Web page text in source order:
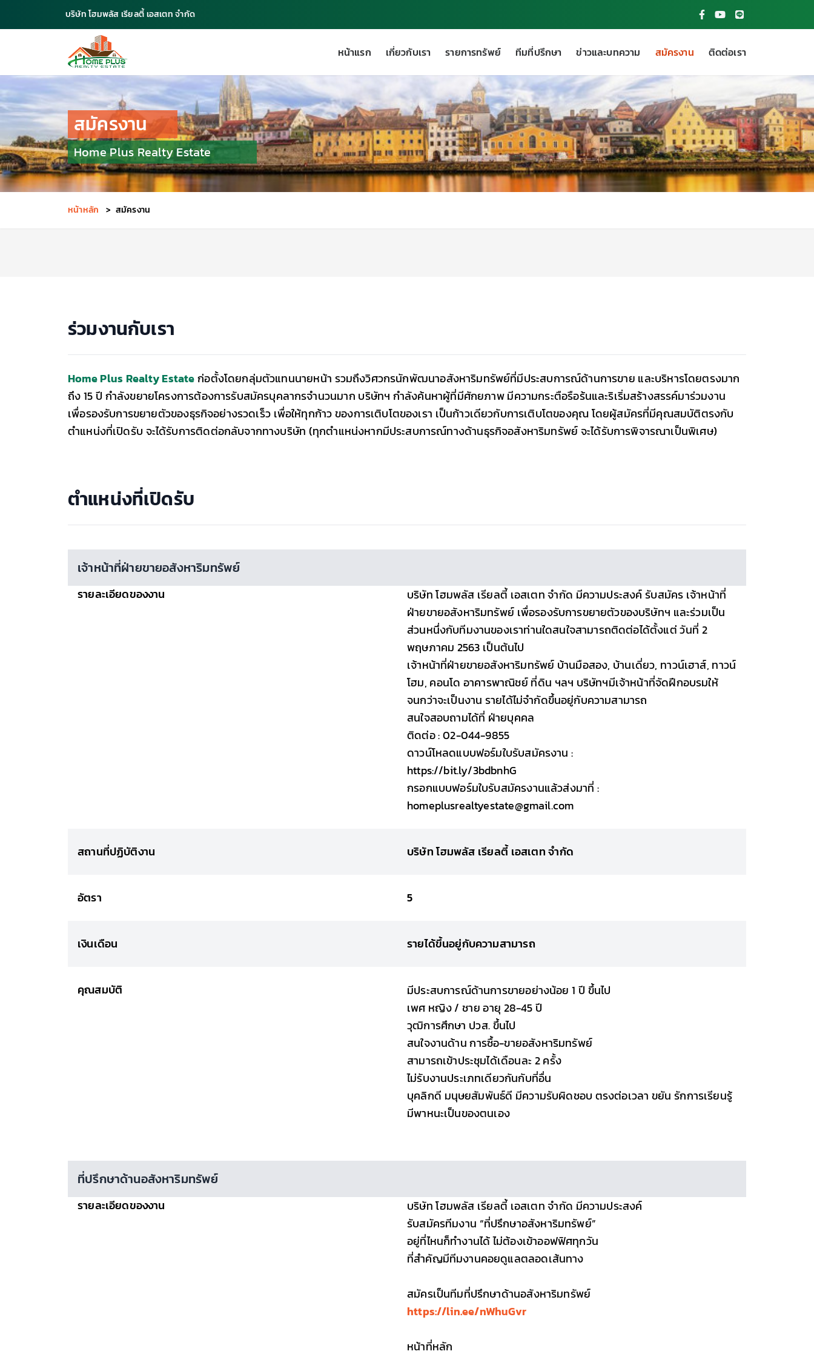
บริษัท โฮมพลัส เรียลตี้ เอสเตท จำกัด
หน้าแรก เกี่ยวกับเรา รายการทรัพย์ ทีมที่ปรึกษา ข่าวและบทความ สมัครงาน ติดต่อเรา
สมัครงาน
Home Plus Realty Estate
หน้าหลัก > สมัครงาน
ร่วมงานกับเรา
Home Plus Realty Estateก่อตั้งโดยกลุ่มตัวแทนนายหน้า รวมถึงวิศวกรนักพัฒนาอสังหาริมทรัพย์ที่มีประสบการณ์ด้านการขาย และบริหารโดยตรงมาก
ถึง 15 ปี กำลังขยายโครงการต้องการรับสมัครบุคลากรจำนวนมาก บริษัทฯ กำลังค้นหาผู้ที่มีศักยภาพ มีความกระตือรือร้นและริเริ่มสร้างสรรค์มาร่วมงาน
เพื่อรองรับการขยายตัวของธุรกิจอย่างรวดเร็ว เพื่อให้ทุกก้าว ของการเติบโตของเรา เป็นก้าวเดียวกับการเติบโตของคุณ โดยผู้สมัครที่มีคุณสมบัติตรงกับ
ตำแหน่งที่เปิดรับ จะได้รับการติดต่อกลับจากทางบริษัท (ทุกตำแหน่งหากมีประสบการณ์ทางด้านธุรกิจอสังหาริมทรัพย์ จะได้รับการพิจารณาเป็นพิเศษ)
ตำแหน่งที่เปิดรับ
เจ้าหน้าที่ฝ่ายขายอสังหาริมทรัพย์
รายละเอียดของงาน
บริษัท โฮมพลัส เรียลตี้ เอสเตท จำกัด มีความประสงค์ รับสมัคร เจ้าหน้าที่
ฝ่ายขายอสังหาริมทรัพย์ เพื่อรองรับการขยายตัวของบริษัทฯ และร่วมเป็น
ส่วนหนึ่งกับทีมงานของเราท่านใดสนใจสามารถติดต่อได้ตั้งแต่ วันที่ 2
พฤษภาคม 2563 เป็นต้นไป
เจ้าหน้าที่ฝ่ายขายอสังหาริมทรัพย์ บ้านมือสอง, บ้านเดี่ยว, ทาวน์เฮาส์, ทาวน์
โฮม, คอนโด อาคารพาณิชย์ ที่ดิน ฯลฯ บริษัทฯมีเจ้าหน้าที่จัดฝึกอบรมให้
จนกว่าจะเป็นงาน รายได้ไม่จำกัดขึ้นอยู่กับความสามารถ
สนใจสอบถามได้ที่ ฝ่ายบุคคล
ติดต่อ : 02-044-9855
ดาวน์โหลดแบบฟอร์มใบรับสมัครงาน :
https://bit.ly/3bdbnhG
กรอกแบบฟอร์มใบรับสมัครงานแล้วส่งมาที่ :
homeplusrealtyestate@gmail.com
สถานที่ปฏิบัติงาน บริษัท โฮมพลัส เรียลตี้ เอสเตท จำกัด
อัตรา 5
เงินเดือน รายได้ขึ้นอยู่กับความสามารถ
คุณสมบัติ
มีประสบการณ์ด้านการขายอย่างน้อย 1 ปี ขึ้นไป
เพศ หญิง / ชาย อายุ 28-45 ปี
วุฒิการศึกษา ปวส. ขึ้นไป
สนใจงานด้าน การซื้อ-ขายอสังหาริมทรัพย์
สามารถเข้าประชุมได้เดือนละ 2 ครั้ง
ไม่รับงานประเภทเดียวกันกับที่อื่น
บุคลิกดี มนุษยสัมพันธ์ดี มีความรับผิดชอบ ตรงต่อเวลา ขยัน รักการเรียนรู้
มีพาหนะเป็นของตนเอง
ที่ปรึกษาด้านอสังหาริมทรัพย์
รายละเอียดของงาน
บริษัท โฮมพลัส เรียลตี้ เอสเตท จำกัด มีความประสงค์
รับสมัครทีมงาน “ที่ปรึกษาอสังหาริมทรัพย์”
อยู่ที่ไหนก็ทำงานได้ ไม่ต้องเข้าออฟฟิศทุกวัน
ที่สำคัญมีทีมงานคอยดูแลตลอดเส้นทาง
สมัครเป็นทีมที่ปรึกษาด้านอสังหาริมทรัพย์
https://lin.ee/nWhuGvr
หน้าที่หลัก